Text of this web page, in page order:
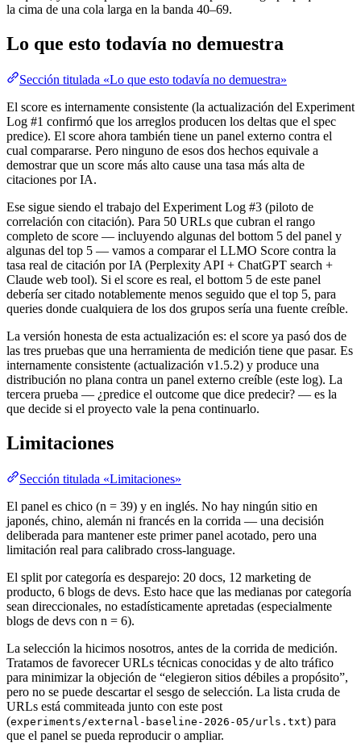
la cima de una cola larga en la banda 40–69.
Lo que esto todavía no demuestra
Sección titulada «Lo que esto todavía no demuestra»
El score es internamente consistente (la actualización del Experiment
Log #1 confirmó que los arreglos producen los deltas que el spec
predice). El score ahora también tiene un panel externo contra el
cual compararse. Pero ninguno de esos dos hechos equivale a
demostrar que un score más alto cause una tasa más alta de
citaciones por IA.
Ese sigue siendo el trabajo del Experiment Log #3 (piloto de
correlación con citación). Para 50 URLs que cubran el rango
completo de score — incluyendo algunas del bottom 5 del panel y
algunas del top 5 — vamos a comparar el LLMO Score contra la
tasa real de citación por IA (Perplexity API + ChatGPT search +
Claude web tool). Si el score es real, el bottom 5 de este panel
debería ser citado notablemente menos seguido que el top 5, para
queries donde cualquiera de los dos grupos sería una fuente creíble.
La versión honesta de esta actualización es: el score ya pasó dos de
las tres pruebas que una herramienta de medición tiene que pasar. Es
internamente consistente (actualización v1.5.2) y produce una
distribución no plana contra un panel externo creíble (este log). La
tercera prueba — ¿predice el outcome que dice predecir? — es la
que decide si el proyecto vale la pena continuarlo.
Limitaciones
Sección titulada «Limitaciones»
El panel es chico (n = 39) y en inglés. No hay ningún sitio en
japonés, chino, alemán ni francés en la corrida — una decisión
deliberada para mantener este primer panel acotado, pero una
limitación real para calibrado cross-language.
El split por categoría es desparejo: 20 docs, 12 marketing de
producto, 6 blogs de devs. Esto hace que las medianas por categoría
sean direccionales, no estadísticamente apretadas (especialmente
blogs de devs con n = 6).
La selección la hicimos nosotros, antes de la corrida de medición.
Tratamos de favorecer URLs técnicas conocidas y de alto tráfico
para minimizar la objeción de “elegieron sitios débiles a propósito”,
pero no se puede descartar el sesgo de selección. La lista cruda de
URLs está commiteada junto con este post
(experiments/external-baseline-2026-05/urls.txt) para
que el panel se pueda reproducir o ampliar.